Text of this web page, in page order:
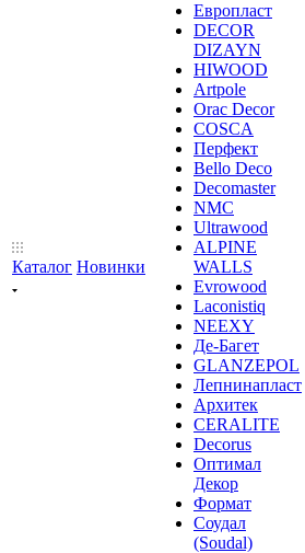
Каталог Новинки
Европласт
DECOR
DIZAYN
HIWOOD
Artpole
Orac Decor
COSCA
Перфект
Bello Deco
Decomaster
NMС
Ultrawood
ALPINE
WALLS
Evrowood
Laconistiq
NEEXY
Де-Багет
GLANZEPOL
Лепнинапласт
Архитек
CERALITE
Decorus
Оптимал
Декор
Формат
Соудал
(Soudal)